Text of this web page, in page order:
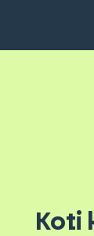
Koti